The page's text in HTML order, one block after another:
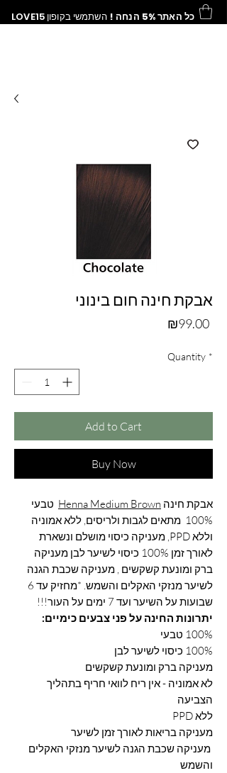
LOVE15 כל האתר 5% הנחה ! השתמשי בקופון
אבקת חינה חום בינוני
₪99.00
Quantity *
Add to Cart
Buy Now
אבקת חינה Henna Medium Brown טבעי
100% מתאים לגבות ולריסים, ללא אמוניה
וללא PPD, מעניקה כיסוי מושלם ונשארת
לאורך זמן 100% כיסוי לשיער לבן מעניקה
ברק ומונעת קשקשים , מעניקה שכבת הגנה
לשיער מנזקי האקלים והשמש. *מחזיק עד 6
שבועות על השיער ועד 7 ימים על העור!!!
יתרונות החינה על פני צבעים כימיים:
100% טבעי
100% כיסוי לשיער לבן
מעניקה ברק ומונעת קשקשים
לא אמוניה - אין ריח לוואי חריף בתהליך
הצביעה
ללא PPD
מעניקה בריאות לאורך זמן לשיער
מעניקה שכבת הגנה לשיער מנזקי האקלים
והשמש